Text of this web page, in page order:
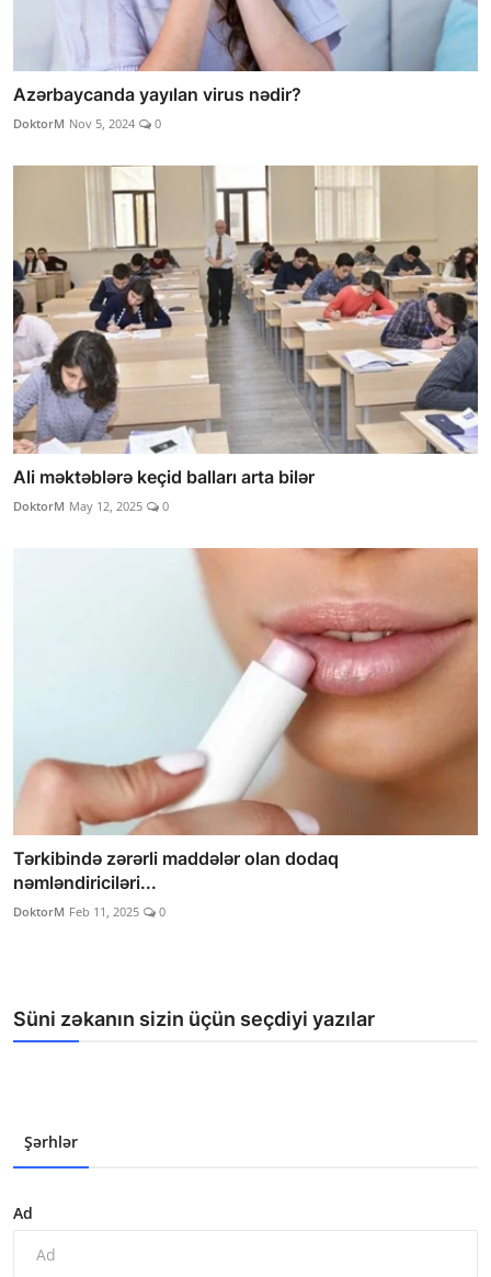
Azərbaycanda yayılan virus nədir?
DoktorM Nov 5, 2024 0
Ali məktəblərə keçid balları arta bilər
DoktorM May 12, 2025 0
Tərkibində zərərli maddələr olan dodaq
nəmləndiriciləri...
DoktorM Feb 11, 2025 0
Süni zəkanın sizin üçün seçdiyi yazılar
Şərhlər
Ad